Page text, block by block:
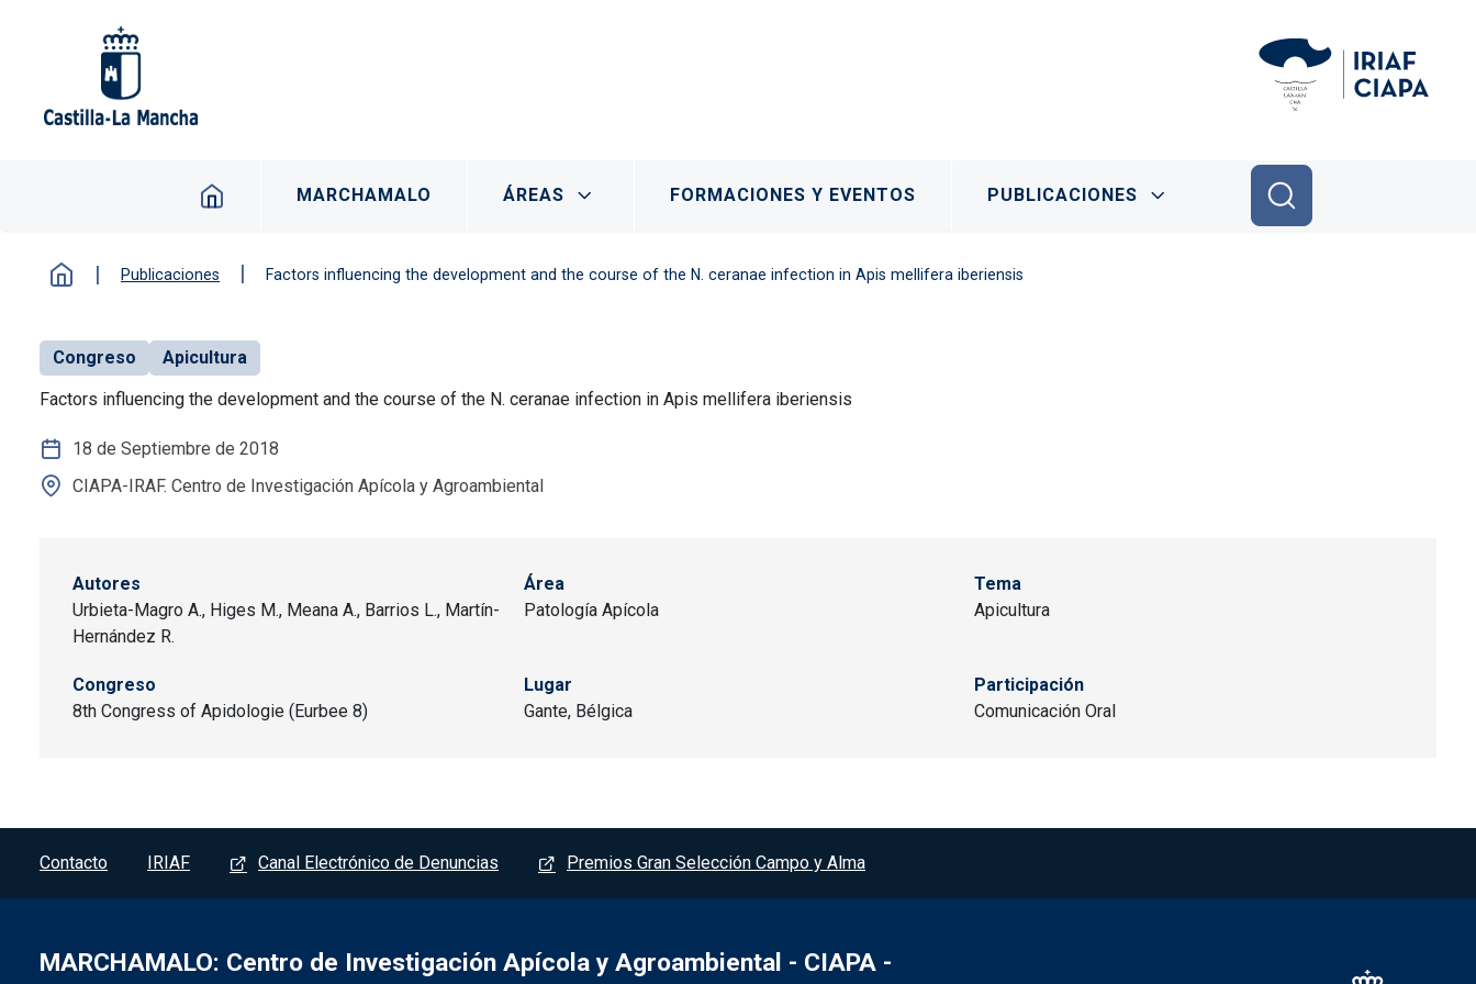
Navegacion principal - Marchamalo
MARCHAMALO ÁREAS FORMACIONES Y EVENTOS PUBLICACIONES
Publicaciones Factors influencing the development and the course of the N. ceranae infection in Apis mellifera iberiensis
Congreso
Apicultura
Factors influencing the development and the course of the N. ceranae infection in Apis mellifera iberiensis
18 de Septiembre de 2018
CIAPA-IRAF. Centro de Investigación Apícola y Agroambiental
Autores
Urbieta-Magro A., Higes M., Meana A., Barrios L., Martín-
Hernández R.
Área
Patología Apícola
Tema
Apicultura
Congreso
8th Congress of Apidologie (Eurbee 8)
Lugar
Gante, Bélgica
Participación
Comunicación Oral
Pie de página - Marchamalo
Contacto IRIAF Canal Electrónico de Denuncias Premios Gran Selección Campo y Alma
MARCHAMALO: Centro de Investigación Apícola y Agroambiental - CIAPA -